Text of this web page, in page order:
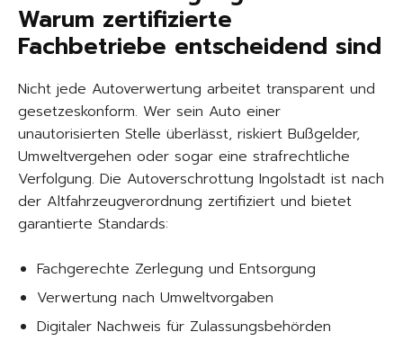
Warum zertifizierte
Fachbetriebe entscheidend sind
Nicht jede Autoverwertung arbeitet transparent und
gesetzeskonform. Wer sein Auto einer
unautorisierten Stelle überlässt, riskiert Bußgelder,
Umweltvergehen oder sogar eine strafrechtliche
Verfolgung. Die Autoverschrottung Ingolstadt ist nach
der Altfahrzeugverordnung zertifiziert und bietet
garantierte Standards:
Fachgerechte Zerlegung und Entsorgung
Verwertung nach Umweltvorgaben
Digitaler Nachweis für Zulassungsbehörden